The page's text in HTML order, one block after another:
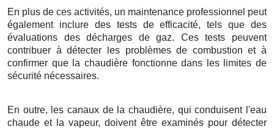
En plus de ces activités, un maintenance professionnel peut
également inclure des tests de efficacité, tels que des
évaluations des décharges de gaz. Ces tests peuvent
contribuer à détecter les problèmes de combustion et à
confirmer que la chaudière fonctionne dans les limites de
sécurité nécessaires.
En outre, les canaux de la chaudière, qui conduisent l'eau
chaude et la vapeur, doivent être examinés pour détecter